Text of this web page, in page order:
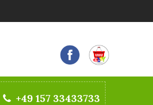
+49 157 33433733